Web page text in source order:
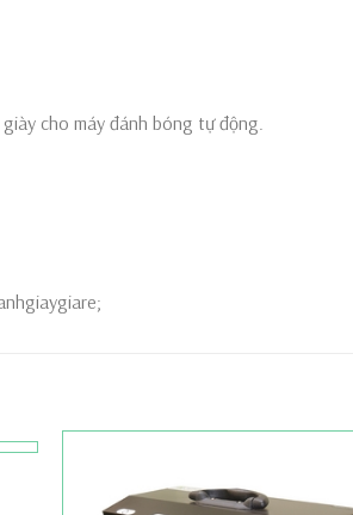
cho máy đánh bóng tự động.